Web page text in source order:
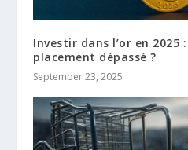
Investir dans l’or en 2025
placement dépassé ?
September 23, 2025